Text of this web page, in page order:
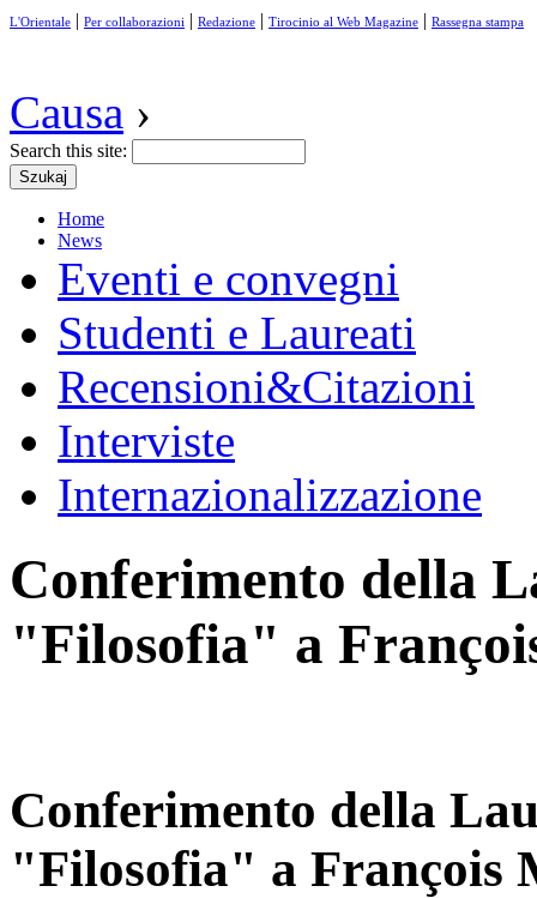
L'Orientale | Per collaborazioni | Redazione | Tirocinio al Web Magazine | Rassegna stampa
Causa ›
Search this site:
Home
News
Eventi e convegni
Studenti e Laureati
Recensioni&Citazioni
Interviste
Internazionalizzazione
Conferimento della
"Filosofia" a
Conferimento della
"Filosofia" a François